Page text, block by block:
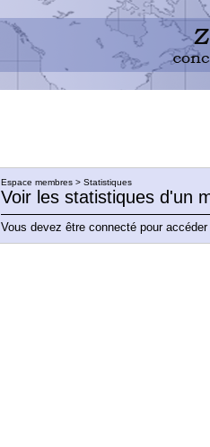
Espace membres > Statistiques
Voir les statistiques d'un
Vous devez être connecté pour